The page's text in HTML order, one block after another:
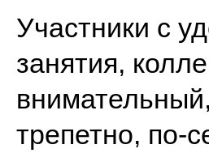
Участники с
занятия,
трепетно, по-